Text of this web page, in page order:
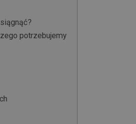
potrzebujemy